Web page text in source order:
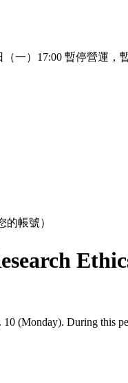
一）17:00 暫停營運
帳號）
(Monday). During this